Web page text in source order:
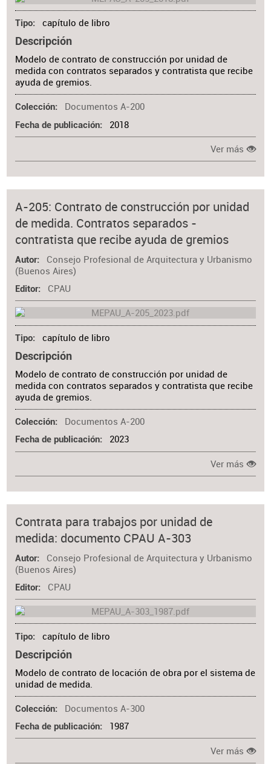
Tipo capítulo de libro
Descripción
Modelo de contrato de construcción por unidad de
medida con contratos separados y contratista que recibe
ayuda de gremios.
Colección Documentos A-200
Fecha de publicación 2018
Ver más
A-205: Contrato de construcción por unidad
de medida. Contratos separados -
contratista que recibe ayuda de gremios
Autor
Consejo Profesional de Arquitectura y Urbanismo
(Buenos Aires)
Editor CPAU
Tipo capítulo de libro
Descripción
Modelo de contrato de construcción por unidad de
medida con contratos separados y contratista que recibe
ayuda de gremios.
Colección Documentos A-200
Fecha de publicación 2023
Ver más
Contrata para trabajos por unidad de
medida: documento CPAU A-303
Autor
Consejo Profesional de Arquitectura y Urbanismo
(Buenos Aires)
Editor CPAU
Tipo capítulo de libro
Descripción
Modelo de contrato de locación de obra por el sistema de
unidad de medida.
Colección Documentos A-300
Fecha de publicación 1987
Ver más